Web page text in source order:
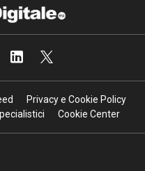
Privacy e Cookie Policy
Cookie Center